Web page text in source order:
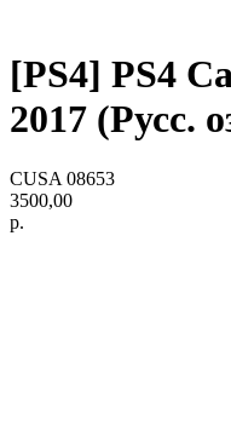
[PS4] PS4
2017 (Русс.
CUSA 08653
3500,00
р.